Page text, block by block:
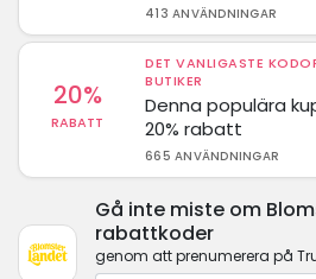
413 ANVÄNDNINGAR
20%
RABATT
DET VANLIGASTE
BUTIKER
Denna populära
20% rabatt
665 ANVÄNDNINGAR
Gå inte miste om
rabattkoder
genom att prenumerera på